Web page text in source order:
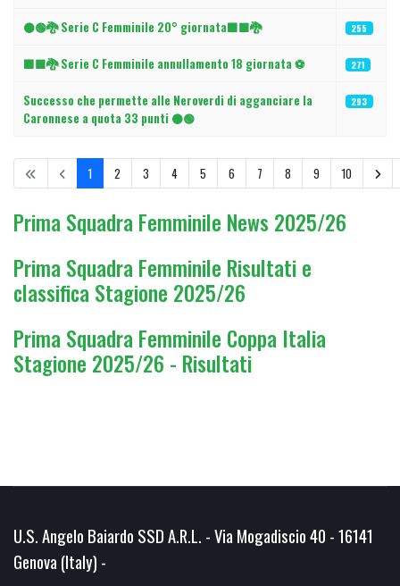
⚫🟢🐉 Serie C Femminile 20° giornata⬛🟩🐉 255
⬛🟩🐉 Serie C Femminile annullamento 18 giornata ⚽ 271
Successo che permette alle Neroverdi di agganciare la
Caronnese a quota 33 punti ⚫️🟢
293
Pagina 1 di 12
1 2 3 4 5 6 7 8 9 10
Prima Squadra Femminile News 2025/26
Prima Squadra Femminile Risultati e
classifica Stagione 2025/26
Prima Squadra Femminile Coppa Italia
Stagione 2025/26 - Risultati
U.S. Angelo Baiardo SSD A.R.L. - Via Mogadiscio 40 - 16141
Genova (Italy) -